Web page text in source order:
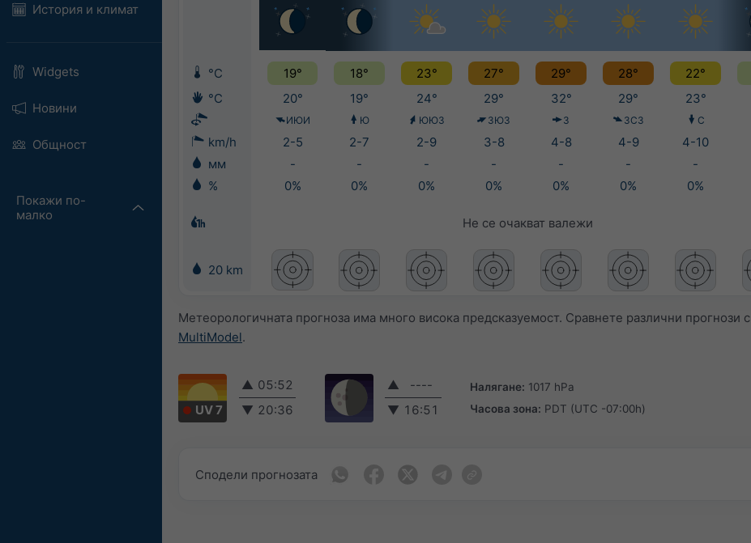
История и климат
Widgets
Новини
Общност
Покажи по-
малко
°C 19° 18° 23° 27° 29° 28° 22°
°C
20° 19° 24° 29° 32° 29° 23°
ИЮИ Ю ЮЮЗ ЗЮЗ З ЗСЗ С
km/h 2-5 2-7 2-9 3-8 4-8 4-9 4-10
мм
- - - - - - -
%
0% 0% 0% 0% 0% 0% 0%
Не се очакват валежи
20 km
Метеорологичната прогноза има много висока предсказуемост. Сравнете различни прогнози с
MultiModel.
UV 7
▲ 05:52
▼ 20:36
▲
----
▼ 16:51
Налягане: 1017 hPa
Часова зона: PDT (UTC -07:00h)
Сподели прогнозата